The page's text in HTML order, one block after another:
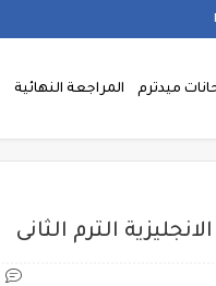
ميدترم المراجعة النهائية
الترم الثانى